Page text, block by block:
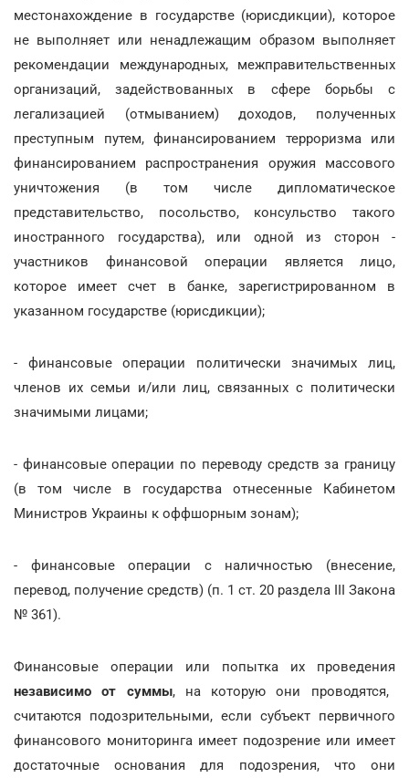
местонахождение в государстве (юрисдикции), которое
не выполняет или ненадлежащим образом выполняет
рекомендации международных, межправительственных
организаций, задействованных в сфере борьбы с
легализацией (отмыванием) доходов, полученных
преступным путем, финансированием терроризма или
финансированием распространения оружия массового
уничтожения (в том числе дипломатическое
представительство, посольство, консульство такого
иностранного государства), или одной из сторон -
участников финансовой операции является лицо,
которое имеет счет в банке, зарегистрированном в
указанном государстве (юрисдикции);
- финансовые операции политически значимых лиц,
членов их семьи и/или лиц, связанных с политически
значимыми лицами;
- финансовые операции по переводу средств за границу
(в том числе в государства отнесенные Кабинетом
Министров Украины к оффшорным зонам);
- финансовые операции с наличностью (внесение,
перевод, получение средств) (п. 1 ст. 20 раздела ІІІ Закона
№ 361).
Финансовые операции или попытка их проведения
независимо от суммы, на которую они проводятся,
считаются подозрительными, если субъект первичного
финансового мониторинга имеет подозрение или имеет
достаточные основания для подозрения, что они